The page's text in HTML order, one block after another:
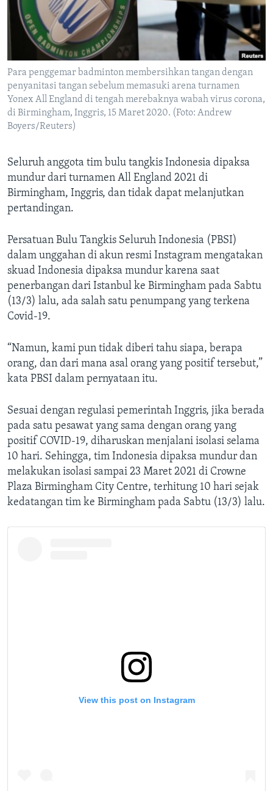
Para penggemar badminton membersihkan tangan dengan
penyanitasi tangan sebelum memasuki arena turnamen
Yonex All England di tengah merebaknya wabah virus corona,
di Birmingham, Inggris, 15 Maret 2020. (Foto: Andrew
Boyers/Reuters)
Seluruh anggota tim bulu tangkis Indonesia dipaksa
mundur dari turnamen All England 2021 di
Birmingham, Inggris, dan tidak dapat melanjutkan
pertandingan.
Persatuan Bulu Tangkis Seluruh Indonesia (PBSI)
dalam unggahan di akun resmi Instagram mengatakan
skuad Indonesia dipaksa mundur karena saat
penerbangan dari Istanbul ke Birmingham pada Sabtu
(13/3) lalu, ada salah satu penumpang yang terkena
Covid-19.
“Namun, kami pun tidak diberi tahu siapa, berapa
orang, dan dari mana asal orang yang positif tersebut,”
kata PBSI dalam pernyataan itu.
Sesuai dengan regulasi pemerintah Inggris, jika berada
pada satu pesawat yang sama dengan orang yang
positif COVID-19, diharuskan menjalani isolasi selama
10 hari. Sehingga, tim Indonesia dipaksa mundur dan
melakukan isolasi sampai 23 Maret 2021 di Crowne
Plaza Birmingham City Centre, terhitung 10 hari sejak
kedatangan tim ke Birmingham pada Sabtu (13/3) lalu.